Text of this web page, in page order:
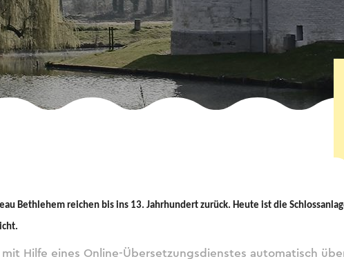
Bethlehem reichen bis ins 13. Jahrhundert zurück. Heute ist die
Hilfe eines Online-Übersetzungsdienstes automatisch